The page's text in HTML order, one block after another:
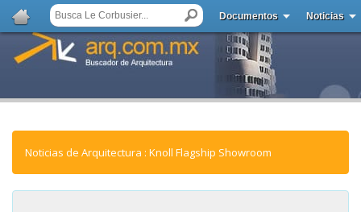
Documentos Noticias
Noticias de Arquitectura : Knoll Flagship Showroom